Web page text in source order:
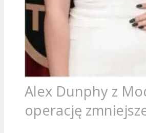
Alex Dunphy z
operację